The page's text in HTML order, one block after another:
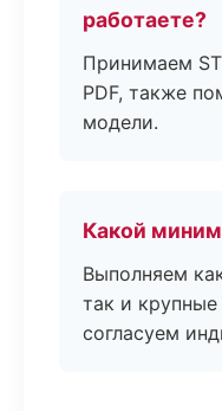
работаете?
Принимаем
PDF, также
модели.
Какой
Выполняем
так и
согласуем